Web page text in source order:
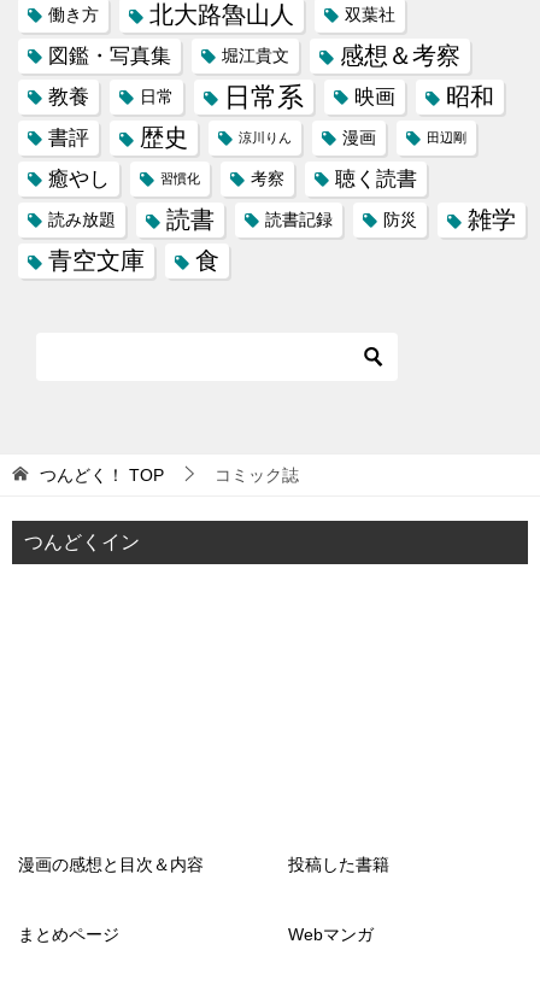
働き方 北大路魯山人 双葉社
図鑑・写真集 堀江貴文 感想＆考察
教養 日常 日常系 映画 昭和
書評 歴史 涼川りん 漫画 田辺剛
癒やし 習慣化 考察 聴く読書
読み放題 読書 読書記録 防災
雑学
青空文庫
食
つんどく！ TOP コミック誌
つんどくイン
漫画の感想と目次＆内容 投稿した書籍
まとめページ Webマンガ